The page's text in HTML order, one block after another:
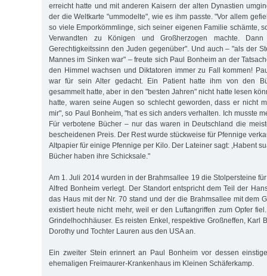
erreicht hatte und mit anderen Kaisern der alten Dynastien
der die Weltkarte "ummodelte", wie es ihm passte. "Vor allem
so viele Emporkömmlinge, sich seiner eigenen Familie schämte,
Verwandten zu Königen und Großherzogen machte.
Gerechtigkeitssinn den Juden gegenüber". Und auch – "als der
Mannes im Sinken war" – freute sich Paul Bonheim an der
den Himmel wachsen und Diktatoren immer zu Fall kommen!
war für sein Alter gedacht. Ein Patient hatte ihm von den
gesammelt hatte, aber in den "besten Jahren" nicht hatte lesen
hatte, waren seine Augen so schlecht geworden, dass er nicht
mir", so Paul Bonheim, "hat es sich anders verhalten. Ich musste
Für verbotene Bücher – nur das waren in Deutschland die
bescheidenen Preis. Der Rest wurde stückweise für Pfennige
Altpapier für einige Pfennige per Kilo. Der Lateiner sagt: ,Habent
Bücher haben ihre Schicksale."
Am 1. Juli 2014 wurden in der Brahmsallee 19 die Stolpersteine
Alfred Bonheim verlegt. Der Standort entspricht dem Teil der
das Haus mit der Nr. 70 stand und der die Brahmsallee mit dem
existiert heute nicht mehr, weil er den Luftangriffen zum Opfer
Grindelhochhäuser. Es reisten Enkel, respektive Großneffen, Karl
Dorothy und Tochter Lauren aus den USA an.
Ein zweiter Stein erinnert an Paul Bonheim vor dessen
ehemaligen Freimaurer-Krankenhaus im Kleinen Schäferkamp.